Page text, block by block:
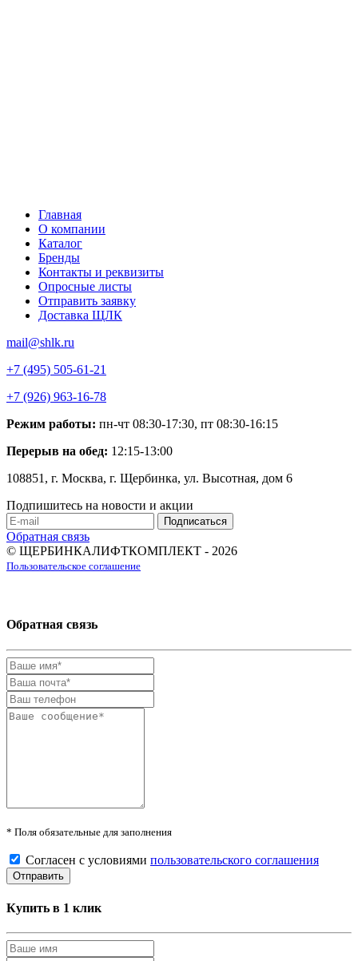
Главная
О компании
Каталог
Бренды
Контакты и реквизиты
Опросные листы
Отправить заявку
Доставка ЩЛК
mail@shlk.ru
+7 (495) 505-61-21
+7 (926) 963-16-78
Режим работы: пн-чт 08:30-17:30, пт 08:30-16:15
Перерыв на обед: 12:15-13:00
108851, г. Москва, г. Щербинка, ул. Высотная, дом 6
Подпишитесь на новости и акции
Обратная связь
© ЩЕРБИНКАЛИФТКОМПЛЕКТ - 2026
Пользовательское соглашение
Обратная связь
* Поля обязательные для заполнения
Согласен с условиями пользовательского соглашения
Купить в 1 клик